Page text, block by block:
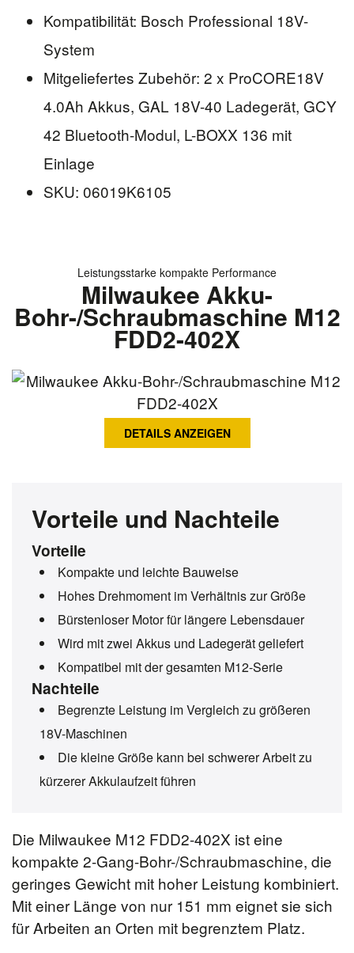
Kompatibilität: Bosch Professional 18V-
System
Mitgeliefertes Zubehör: 2 x ProCORE18V
4.0Ah Akkus, GAL 18V-40 Ladegerät, GCY
42 Bluetooth-Modul, L-BOXX 136 mit
Einlage
SKU: 06019K6105
Leistungsstarke kompakte Performance
Milwaukee Akku-
Bohr-/Schraubmaschine M12
FDD2-402X
Die Milwaukee M12 FDD2-402X ist eine
kompakte 2-Gang-Bohr-/Schraubmaschine, die
geringes Gewicht mit hoher Leistung kombiniert.
Mit einer Länge von nur 151 mm eignet sie sich
für Arbeiten an Orten mit begrenztem Platz.
Vorteile und Nachteile
Vorteile
Kompakte und leichte Bauweise
Hohes Drehmoment im Verhältnis zur Größe
Bürstenloser Motor für längere Lebensdauer
Wird mit zwei Akkus und Ladegerät geliefert
Kompatibel mit der gesamten M12-Serie
Nachteile
Begrenzte Leistung im Vergleich zu größeren
18V-Maschinen
Die kleine Größe kann bei schwerer Arbeit zu
kürzerer Akkulaufzeit führen
DETAILS ANZEIGEN